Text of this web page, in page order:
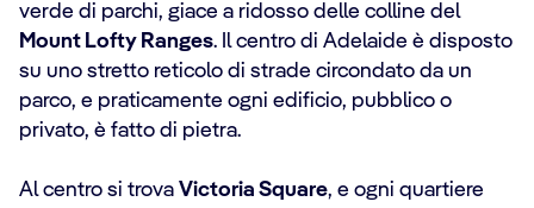
verde di parchi, giace a ridosso delle colline del
Mount Lofty Ranges. Il centro di Adelaide è disposto
su uno stretto reticolo di strade circondato da un
parco, e praticamente ogni edificio, pubblico o
privato, è fatto di pietra.
Al centro si trova Victoria Square, e ogni quartiere